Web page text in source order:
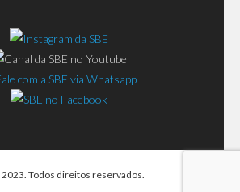
2023. Todos direitos reservados.